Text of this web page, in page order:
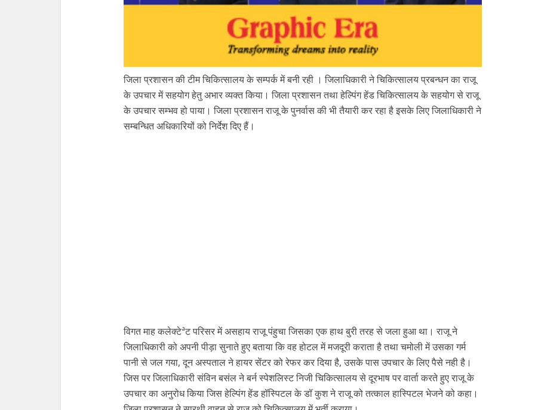
जिला प्रशासन की टीम चिकित्सालय के सम्पर्क में बनी रही । जिलाधिकारी ने चिकित्सालय प्रबन्धन का राजू
के उपचार में सहयोग हेतु अभार व्यक्त किया। जिला प्रशासन तथा हेल्पिंग हेंड चिकित्सालय के सहयोग से राजू
के उपचार सम्भव हो पाया। जिला प्रशासन राजू के पुनर्वास की भी तैयारी कर रहा है इसके लिए जिलाधिकारी ने
सम्बन्धित अधिकारियों को निर्देश दिए हैं।
विगत माह कलेक्टेªट परिसर में असहाय राजू पंहुचा जिसका एक हाथ बुरी तरह से जला हुआ था। राजू ने
जिलाधिकारी को अपनी पीड़ा सुनाते हुए बताया कि वह होटल में मजदूरी कराता है तथा चमोली में उसका गर्म
पानी से जल गया, दून अस्पताल ने हायर सेंटर को रेफर कर दिया है, उसके पास उपचार के लिए पैसे नही है।
जिस पर जिलाधिकारी संविन बसंल ने बर्न स्पेशलिस्ट निजी चिकित्सालय से दूरभाष पर वार्ता करते हुए राजू के
उपचार का अनुरोध किया जिस हेल्पिंग हेंड हॉस्पिटल के डॉ कुश ने राजू को तत्काल हास्पिटल भेजने को कहा।